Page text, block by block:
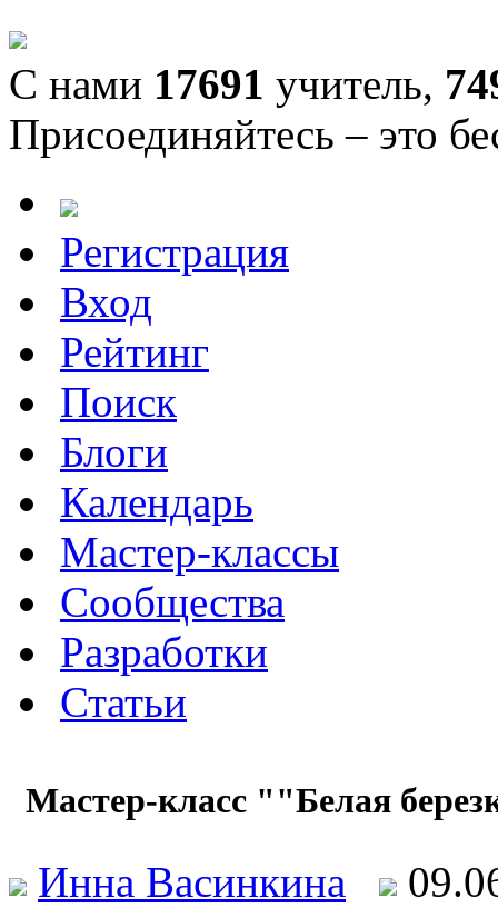
С нами 17691 учитель,
Присоединяйтесь – это
Регистрация
Вход
Рейтинг
Поиск
Блоги
Календарь
Мастер-классы
Сообщества
Разработки
Статьи
Мастер-класс ""Белая
Инна Васинкина